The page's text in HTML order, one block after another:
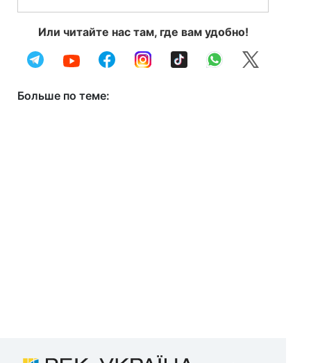
Или читайте нас там, где вам удобно!
Больше по теме: